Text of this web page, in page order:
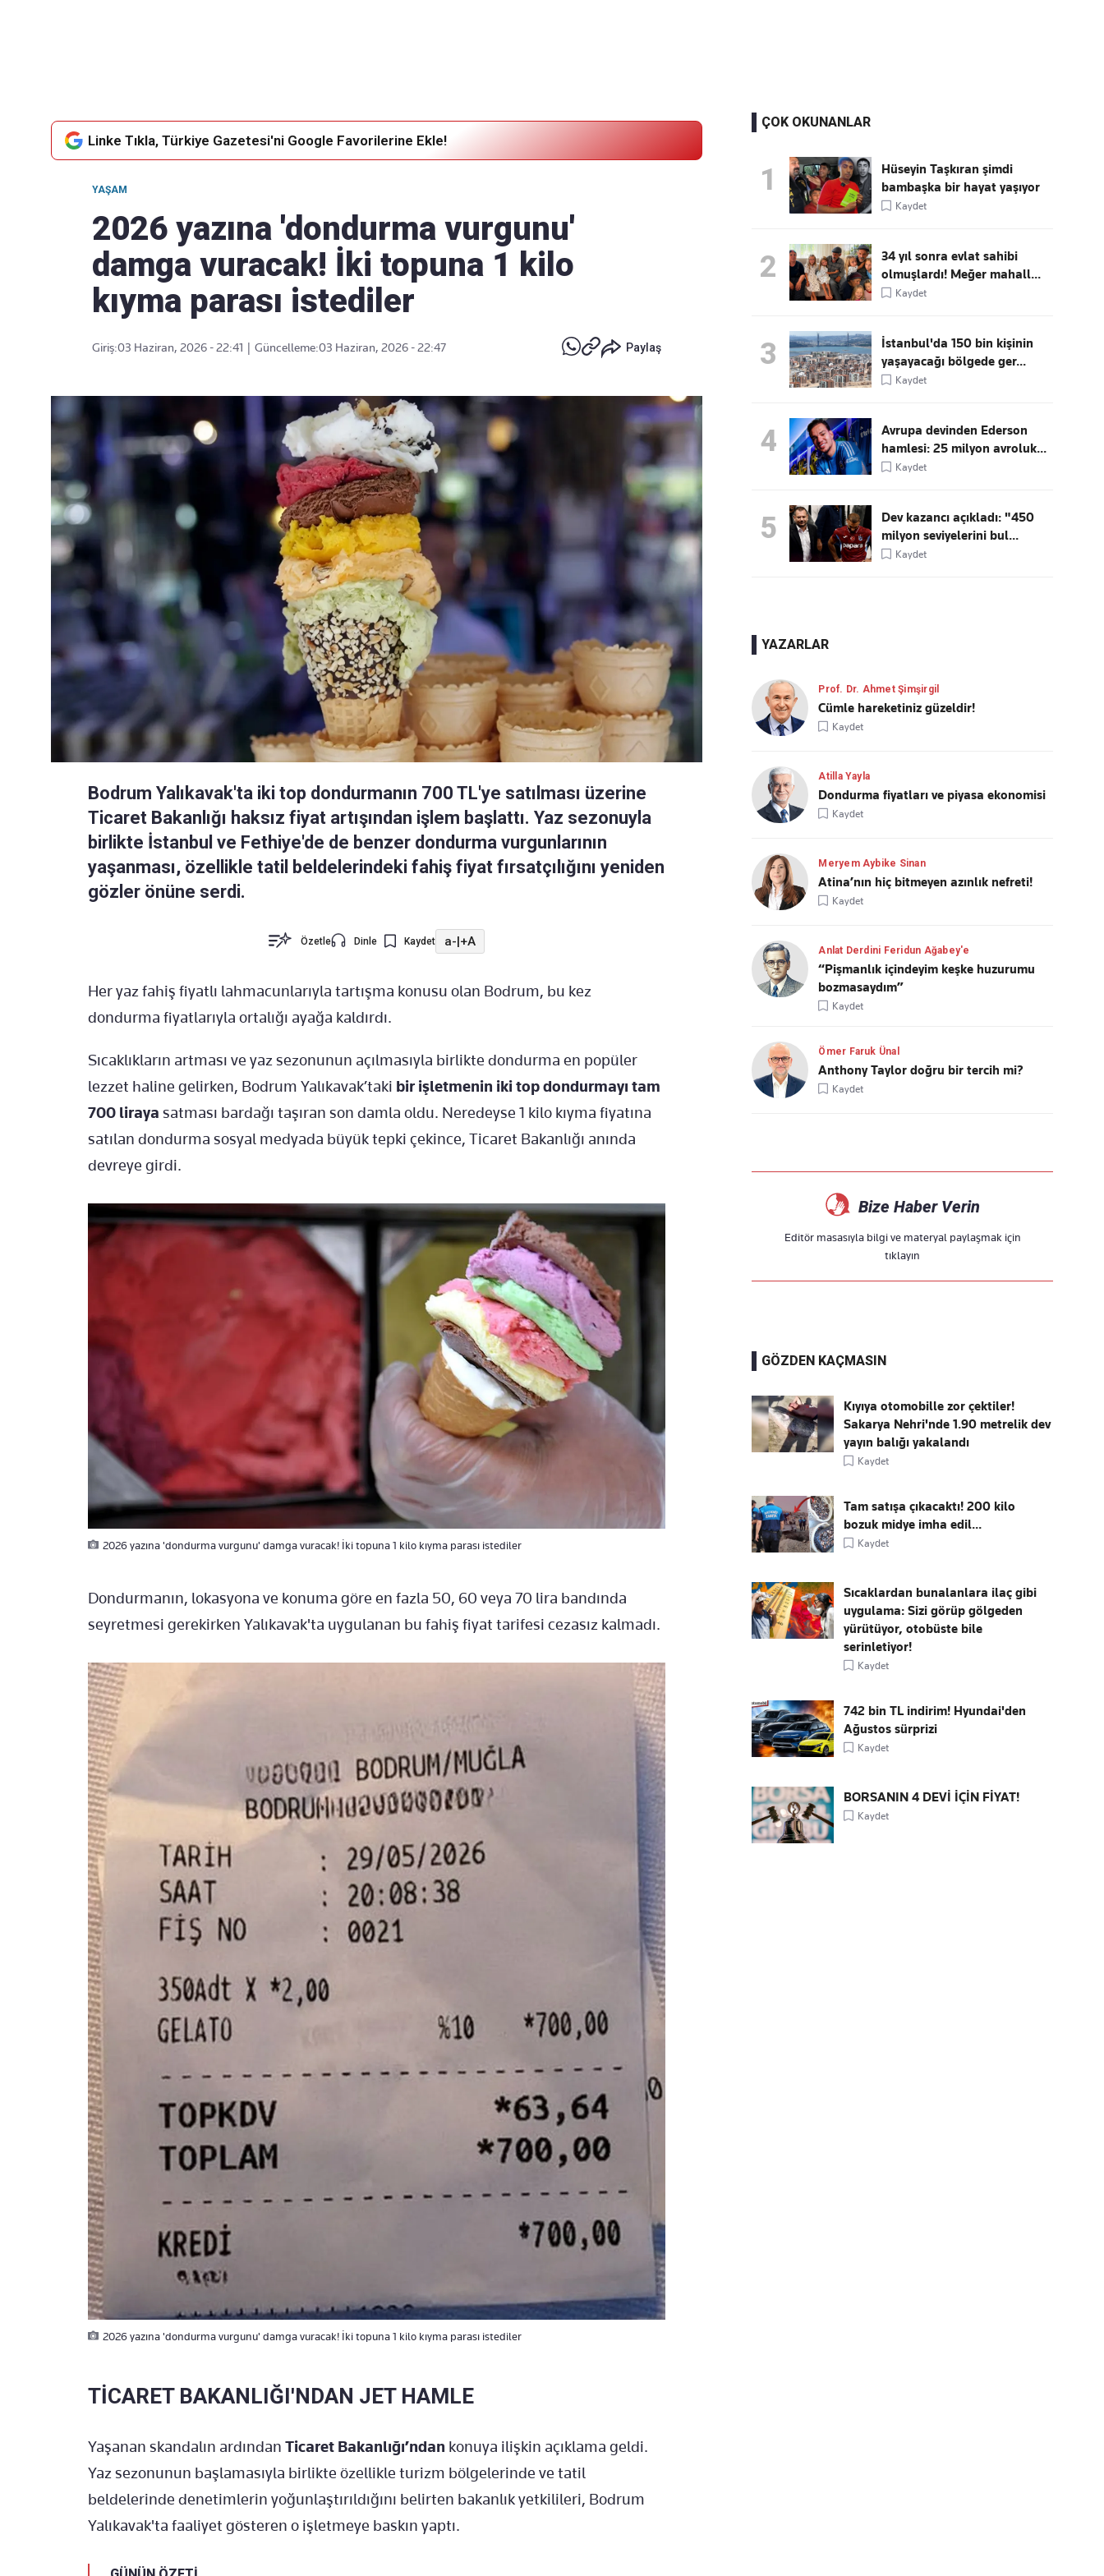
Linke Tıkla, Türkiye Gazetesi'ni Google Favorilerine Ekle!
YAŞAM
2026 yazına 'dondurma vurgunu'
damga vuracak! İki topuna 1 kilo
kıyma parası istediler
Giriş:03 Haziran, 2026 - 22:41 Güncelleme:03 Haziran, 2026 - 22:47 Paylaş
Bodrum Yalıkavak'ta iki top dondurmanın 700 TL'ye satılması üzerine
Ticaret Bakanlığı haksız fiyat artışından işlem başlattı. Yaz sezonuyla
birlikte İstanbul ve Fethiye'de de benzer dondurma vurgunlarının
yaşanması, özellikle tatil beldelerindeki fahiş fiyat fırsatçılığını yeniden
gözler önüne serdi.
Özetle Dinle Kaydet a-|+A
Her yaz fahiş fiyatlı lahmacunlarıyla tartışma konusu olan Bodrum, bu kez
dondurma fiyatlarıyla ortalığı ayağa kaldırdı.
Sıcaklıkların artması ve yaz sezonunun açılmasıyla birlikte dondurma en popüler
lezzet haline gelirken, Bodrum Yalıkavak’taki bir işletmenin iki top dondurmayı tam
700 liraya satması bardağı taşıran son damla oldu. Neredeyse 1 kilo kıyma fiyatına
satılan dondurma sosyal medyada büyük tepki çekince, Ticaret Bakanlığı anında
devreye girdi.
2026 yazına 'dondurma vurgunu' damga vuracak! İki topuna 1 kilo kıyma parası istediler
Dondurmanın, lokasyona ve konuma göre en fazla 50, 60 veya 70 lira bandında
seyretmesi gerekirken Yalıkavak'ta uygulanan bu fahiş fiyat tarifesi cezasız kalmadı.
2026 yazına 'dondurma vurgunu' damga vuracak! İki topuna 1 kilo kıyma parası istediler
TİCARET BAKANLIĞI'NDAN JET HAMLE
Yaşanan skandalın ardından Ticaret Bakanlığı’ndan konuya ilişkin açıklama geldi.
Yaz sezonunun başlamasıyla birlikte özellikle turizm bölgelerinde ve tatil
beldelerinde denetimlerin yoğunlaştırıldığını belirten bakanlık yetkilileri, Bodrum
Yalıkavak'ta faaliyet gösteren o işletmeye baskın yaptı.
ÇOK OKUNANLAR
1
Hüseyin Taşkıran şimdi
bambaşka bir hayat yaşıyor
Kaydet
2
34 yıl sonra evlat sahibi
olmuşlardı! Meğer mahall...
Kaydet
3
İstanbul'da 150 bin kişinin
yaşayacağı bölgede ger...
Kaydet
4
Avrupa devinden Ederson
hamlesi: 25 milyon avroluk...
Kaydet
5
Dev kazancı açıkladı: "450
milyon seviyelerini bul...
Kaydet
YAZARLAR
Prof. Dr. Ahmet Şimşirgil
Cümle hareketiniz güzeldir!
Kaydet
Atilla Yayla
Dondurma fiyatları ve piyasa ekonomisi
Kaydet
Meryem Aybike Sinan
Atina’nın hiç bitmeyen azınlık nefreti!
Kaydet
Anlat Derdini Feridun Ağabey'e
“Pişmanlık içindeyim keşke huzurumu
bozmasaydım”
Kaydet
Ömer Faruk Ünal
Anthony Taylor doğru bir tercih mi?
Kaydet
Bize Haber Verin
Editör masasıyla bilgi ve materyal paylaşmak için
tıklayın
GÖZDEN KAÇMASIN
Kıyıya otomobille zor çektiler!
Sakarya Nehri'nde 1.90 metrelik dev
yayın balığı yakalandı
Kaydet
Tam satışa çıkacaktı! 200 kilo
bozuk midye imha edil...
Kaydet
Sıcaklardan bunalanlara ilaç gibi
uygulama: Sizi görüp gölgeden
yürütüyor, otobüste bile
serinletiyor!
Kaydet
742 bin TL indirim! Hyundai'den
Ağustos sürprizi
Kaydet
BORSANIN 4 DEVİ İÇİN FİYAT!
Kaydet